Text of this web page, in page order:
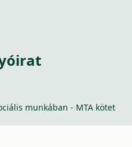
munkában - MTA kötet